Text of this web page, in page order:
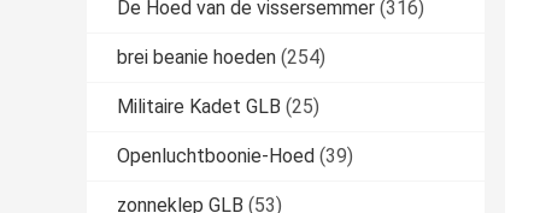
De Hoed van de vissersemmer (316)
brei beanie hoeden (254)
Militaire Kadet GLB (25)
Openluchtboonie-Hoed (39)
zonneklep GLB (53)